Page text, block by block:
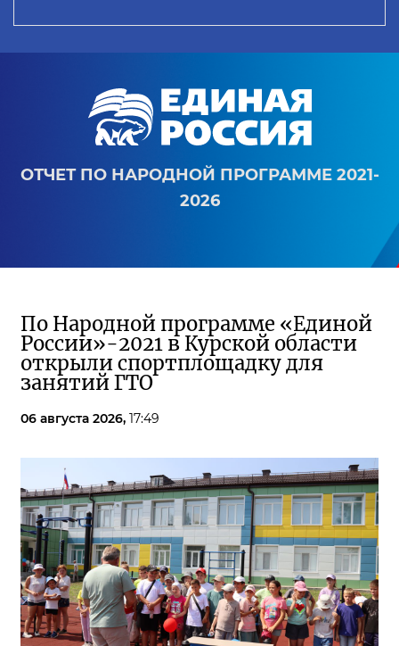
ОТЧЕТ ПО НАРОДНОЙ ПРОГРАММЕ 2021-
2026
По Народной программе «Единой
России»-2021 в Курской области
открыли спортплощадку для
занятий ГТО
06 августа 2026, 17:49